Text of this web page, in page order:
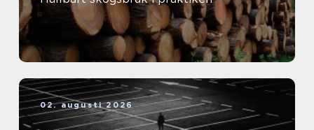
02. augusti 2026